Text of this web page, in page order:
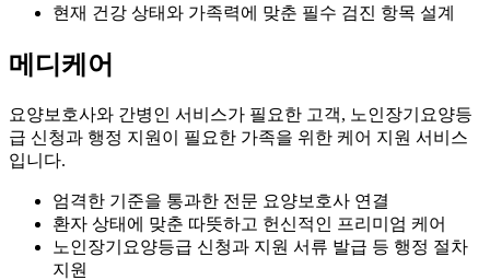
현재 건강 상태와 가족력에 맞춘 필수 검진 항목 설계
메디케어
요양보호사와 간병인 서비스가 필요한 고객, 노인장기요양등
급 신청과 행정 지원이 필요한 가족을 위한 케어 지원 서비스
입니다.
엄격한 기준을 통과한 전문 요양보호사 연결
환자 상태에 맞춘 따뜻하고 헌신적인 프리미엄 케어
노인장기요양등급 신청과 지원 서류 발급 등 행정 절차
지원